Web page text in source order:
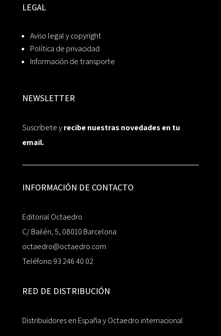
LEGAL
Aviso legal y copyright
Política de privacidad
Información de transporte
NEWSLETTER
Suscríbete yrecibe nuestras novedades en tu
email.
INFORMACIÓN DE CONTACTO
Editorial Octaedro
C/ Bailén, 5, 08010 Barcelona
octaedro@octaedro.com
Teléfono 93 246 40 02
RED DE DISTRIBUCIÓN
Distribuidores en España y Octaedro internacional